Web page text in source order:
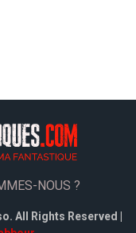
NOUS ?
All Rights Reserved |